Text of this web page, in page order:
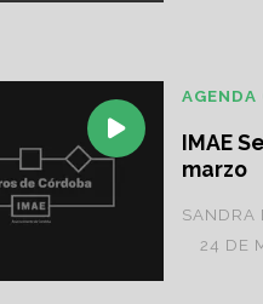
IMAE
marzo
SANDRA
AGENDA
24 DE